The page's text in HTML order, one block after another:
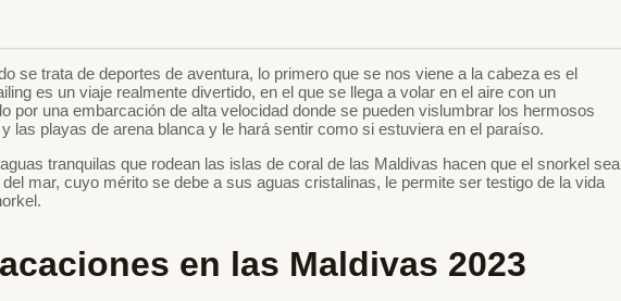
se trata de deportes de aventura, lo primero que se nos viene a la cabeza es el
es un viaje realmente divertido, en el que se llega a volar en el aire con un
por una embarcación de alta velocidad donde se pueden vislumbrar los hermosos
las playas de arena blanca y le hará sentir como si estuviera en el paraíso.
tranquilas que rodean las islas de coral de las Maldivas hacen que el snorkel sea
mar, cuyo mérito se debe a sus aguas cristalinas, le permite ser testigo de la vida
en las Maldivas 2023